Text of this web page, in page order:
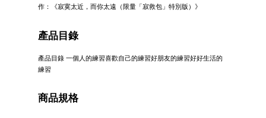
作：《寂寞太近，而你太遠（限量「寂救包」特別版）》
產品目錄
產品目錄 一個人的練習喜歡自己的練習好朋友的練習好好生活的
練習
商品規格